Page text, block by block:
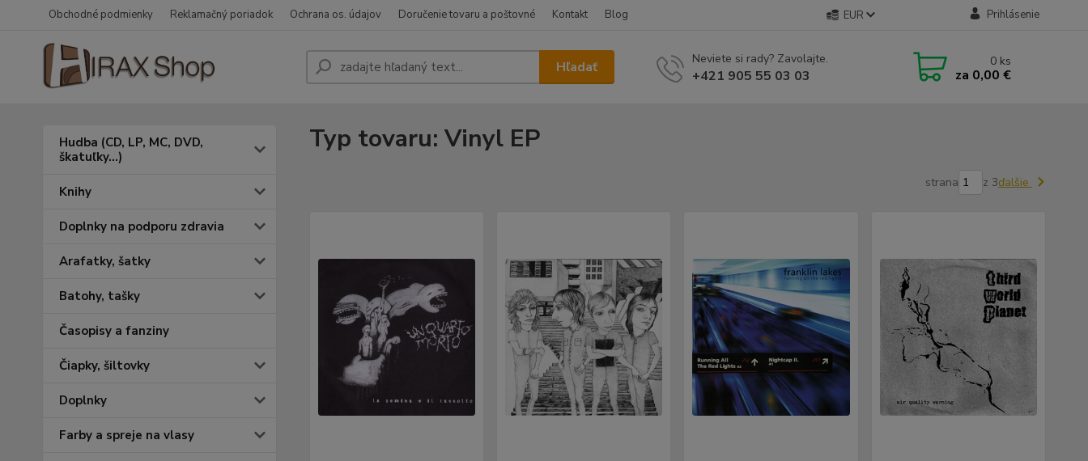
Obchodné podmienky Reklamačný poriadok Ochrana os. údajov Doručenie tovaru a poštovné Kontakt Blog EUR Prihlásenie
Hľadať Neviete si rady? Zavolajte.
+421 905 55 03 03
0 ks
za 0,00 €
Hudba (CD, LP, MC, DVD,
škatuľky...)
Knihy
Doplnky na podporu zdravia
Arafatky, šatky
Batohy, tašky
Časopisy a fanziny
Čiapky, šiltovky
Doplnky
Farby a spreje na vlasy
Typ tovaru: Vinyl EP
strana z 3ďalšie